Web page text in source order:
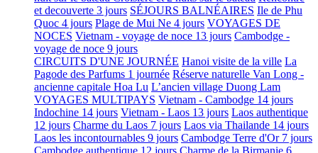
et decouverte 3 jours SÉJOURS BALNÉAIRES Ile de Phu
Quoc 4 jours Plage de Mui Ne 4 jours VOYAGES DE
NOCES Vietnam - voyage de noce 13 jours Cambodge -
voyage de noce 9 jours
CIRCUITS D'UNE JOURNÉE Hanoi visite de la ville La
Pagode des Parfums 1 journée Réserve naturelle Van Long -
ancienne capitale Hoa Lu L’ancien village Duong Lam
VOYAGES MULTIPAYS Vietnam - Cambodge 14 jours
Indochine 14 jours Vietnam - Laos 13 jours Laos authentique
12 jours Charme du Laos 7 jours Laos via Thailande 14 jours
Laos les incontournables 9 jours Cambodge Terre d'Or 7 jours
Cambodge authentique 12 jours Charme de la Birmanie 6